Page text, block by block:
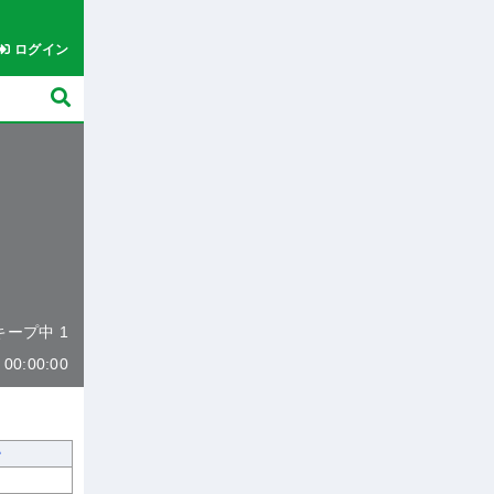
ログイン
ープ中 1
00:00:00